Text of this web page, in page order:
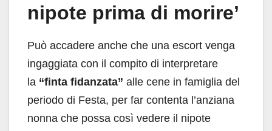
nipote prima di morire’
Può accadere anche che una escort venga
ingaggiata con il compito di interpretare
la “finta fidanzata” alle cene in famiglia del
periodo di Festa, per far contenta l’anziana
nonna che possa così vedere il nipote